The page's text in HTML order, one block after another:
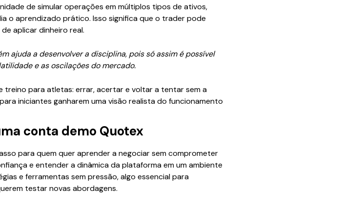
de simular operações em múltiplos tipos de ativos,
o aprendizado prático. Isso significa que o trader pode
aplicar dinheiro real.
ajuda a desenvolver a disciplina, pois só assim é possível
e as oscilações do mercado.
treino para atletas: errar, acertar e voltar a tentar sem a
iniciantes ganharem uma visão realista do funcionamento
conta demo Quotex
para quem quer aprender a negociar sem comprometer
e entender a dinâmica da plataforma em um ambiente
e ferramentas sem pressão, algo essencial para
testar novas abordagens.